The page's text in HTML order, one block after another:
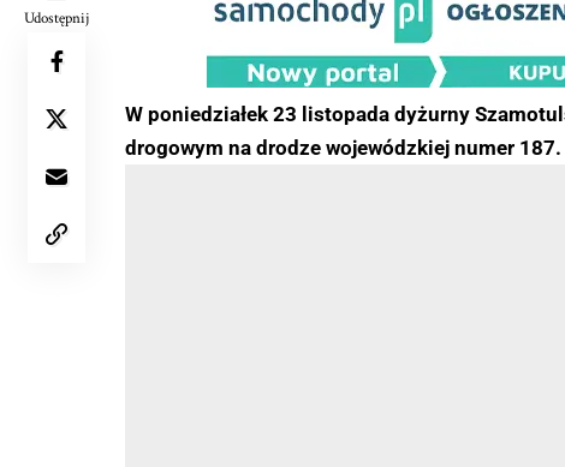
Udostępnij
W poniedziałek 23 listopada dyżurny
drogowym na drodze wojewódzkiej numer 187.